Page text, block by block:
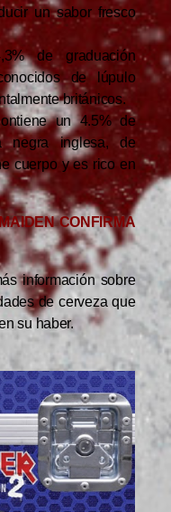
un sabor fresco
de graduación
de lúpulo
británicos.
un 4.5% de
negra inglesa, de
cuerpo y es rico en
CONFIRMA
información sobre
de cerveza que
su haber.